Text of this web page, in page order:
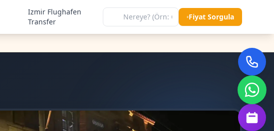
Izmir Flughafen
Transfer
Fiyat Sorgula